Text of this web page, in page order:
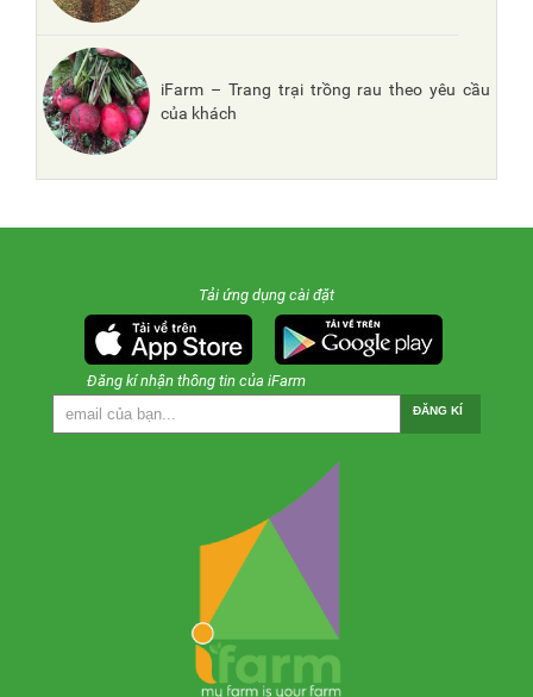
iFarm – Trang trại trồng rau theo yêu cầu
của khách
Tải ứng dụng cài đặt
Đăng kí nhận thông tin của iFarm
ĐĂNG KÍ